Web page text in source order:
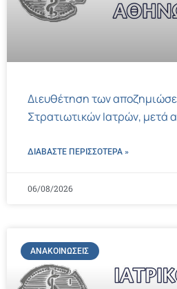
Διευθέτηση των
Στρατιωτικών Ιατρών, μετά
ΔΙΑΒΑΣΤΕ ΠΕΡΙΣΣΌΤΕΡΑ »
06/08/2026
ΑΝΑΚΟΙΝΏΣΕΙΣ